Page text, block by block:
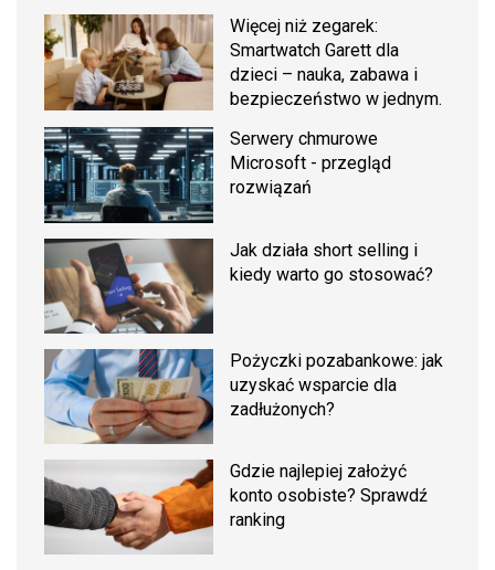
Więcej niż zegarek:
Smartwatch Garett dla
dzieci – nauka, zabawa i
bezpieczeństwo w jednym.
Serwery chmurowe
Microsoft - przegląd
rozwiązań
Jak działa short selling i
kiedy warto go stosować?
Pożyczki pozabankowe: jak
uzyskać wsparcie dla
zadłużonych?
Gdzie najlepiej założyć
konto osobiste? Sprawdź
ranking